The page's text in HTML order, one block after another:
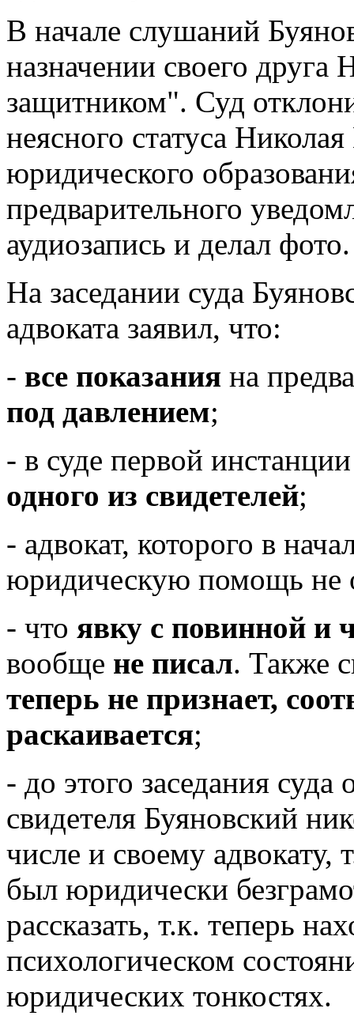
В начале слушаний
назначении своего
защитником". Суд
неясного статуса
юридического
предварительного
аудиозапись и делал фото.
На заседании суда
адвоката заявил, что:
- все показания на
под давлением;
- в суде первой
одного из свидетелей;
- адвокат, которого в
юридическую помощь не
- что явку с повинной и
вообще не писал. Также
теперь не признает,
раскаивается;
- до этого заседания
свидетеля Буяновский
числе и своему адвокату,
был юридически
рассказать, т.к. теперь
психологическом
юридических тонкостях.